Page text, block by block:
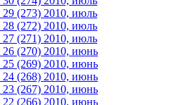
(273) 2010, июль
(272) 2010, июль
(271) 2010, июль
(270) 2010, июнь
(269) 2010, июнь
(268) 2010, июнь
(267) 2010, июнь
(266) 2010, июнь